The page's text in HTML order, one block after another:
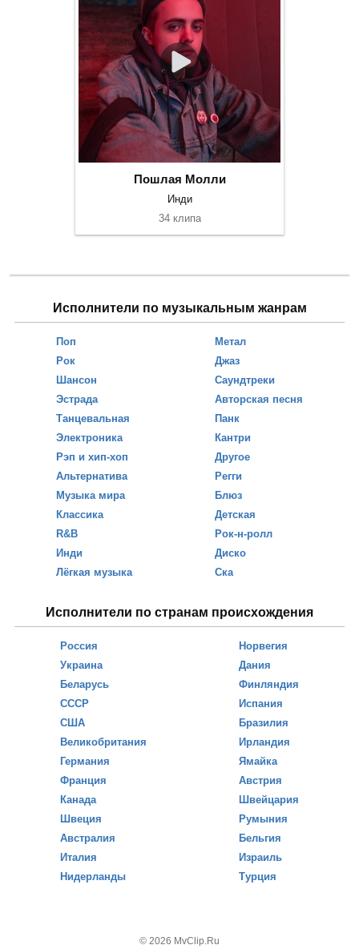
Пошлая Молли
Инди
34 клипа
Исполнители по музыкальным жанрам
Поп
Рок
Шансон
Эстрада
Танцевальная
Электроника
Рэп и хип-хоп
Альтернатива
Музыка мира
Классика
R&B
Инди
Лёгкая музыка
Метал
Джаз
Саундтреки
Авторская песня
Панк
Кантри
Другое
Регги
Блюз
Детская
Рок-н-ролл
Диско
Ска
Исполнители по странам происхождения
Россия
Украина
Беларусь
СССР
США
Великобритания
Германия
Франция
Канада
Швеция
Австралия
Италия
Нидерланды
Норвегия
Дания
Финляндия
Испания
Бразилия
Ирландия
Ямайка
Австрия
Швейцария
Румыния
Бельгия
Израиль
Турция
© 2026 MvClip.Ru